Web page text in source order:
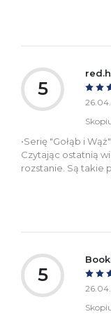
5
•Serię "Gołąb i
Czytając ostatnią
rozstanie. Są takie
5